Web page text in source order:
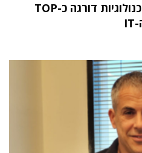
מחקר STKI השנתי: וואן טכנולוגיות דורגה כ-TOP